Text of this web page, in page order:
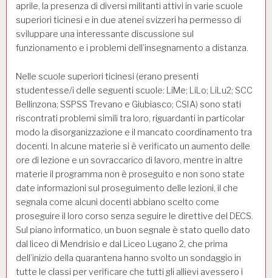
aprile, la presenza di diversi militanti attivi in varie scuole
superiori ticinesi e in due atenei svizzeri ha permesso di
sviluppare una interessante discussione sul
funzionamento e i problemi dell’insegnamento a distanza.
Nelle scuole superiori ticinesi (erano presenti
studentesse/i delle seguenti scuole: LiMe; LiLo; LiLu2; SCC
Bellinzona; SSPSS Trevano e Giubiasco; CSIA) sono stati
riscontrati problemi simili tra loro, riguardanti in particolar
modo la disorganizzazione e il mancato coordinamento tra
docenti. In alcune materie si è verificato un aumento delle
ore di lezione e un sovraccarico di lavoro, mentre in altre
materie il programma non è proseguito e non sono state
date informazioni sul proseguimento delle lezioni, il che
segnala come alcuni docenti abbiano scelto come
proseguire il loro corso senza seguire le direttive del DECS.
Sul piano informatico, un buon segnale è stato quello dato
dal liceo di Mendrisio e dal Liceo Lugano 2, che prima
dell’inizio della quarantena hanno svolto un sondaggio in
tutte le classi per verificare che tutti gli allievi avessero i